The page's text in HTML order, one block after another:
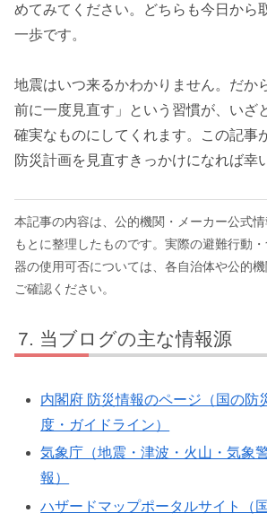
めてみてください。どちらも今日から
一歩です。
地震はいつ来るかわかりません。だか
前に一度見直す」という習慣が、いざ
確実なものにしてくれます。この記事
防災計画を見直すきっかけになれば幸
本記事の内容は、公的機関・メーカー公式
もとに整理したものです。実際の避難行動
器の使用可否については、各自治体や公的
ご確認ください。
当ブログの主な情報源
内閣府 防災情報のページ（国の防
度・ガイドライン）
気象庁（地震・津波・火山・気象
報）
ハザードマップポータルサイト（